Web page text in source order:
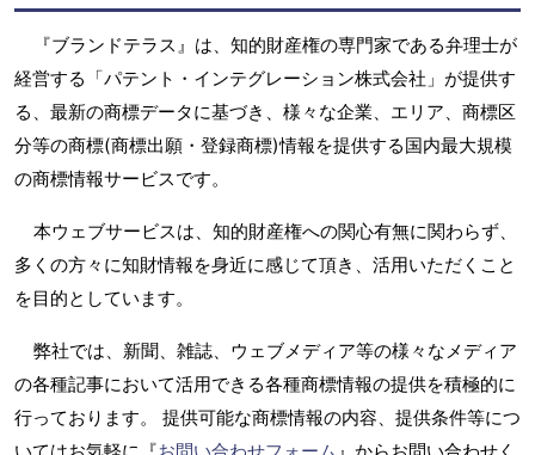
『ブランドテラス』は、知的財産権の専門家である弁理士が
経営する「パテント・インテグレーション株式会社」が提供す
る、最新の商標データに基づき、様々な企業、エリア、商標区
分等の商標(商標出願・登録商標)情報を提供する国内最大規模
の商標情報サービスです。
本ウェブサービスは、知的財産権への関心有無に関わらず、
多くの方々に知財情報を身近に感じて頂き、活用いただくこと
を目的としています。
弊社では、新聞、雑誌、ウェブメディア等の様々なメディア
の各種記事において活用できる各種商標情報の提供を積極的に
行っております。 提供可能な商標情報の内容、提供条件等につ